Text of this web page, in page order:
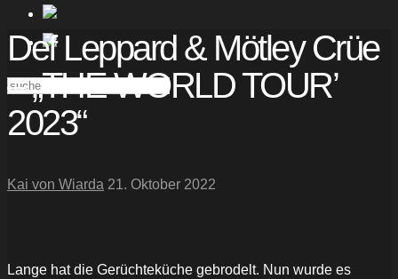
Def Leppard & Mötley Crüe
– „THE WORLD TOUR’
2023“
Kai von Wiarda 21. Oktober 2022
Lange hat die Gerüchteküche gebrodelt. Nun wurde es